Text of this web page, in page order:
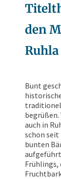
den
Ruhla
Bunt
auch in
schon
bunten
Frühlings,